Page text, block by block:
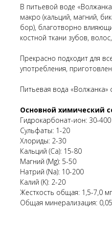
В питьевой воде
макро (кальций, магний,
бор), благотворно
костной ткани зубов,
Прекрасно подходит для
употребления,
Питьевая вода
Основной химический
Гидрокарбонат-ион: 30-400
Сульфаты: 1-20
Хлориды: 2-30
Кальций (Са): 15-80
Магний (Mg): 5-50
Натрий (Na): 10-200
Калий (K): 2-20
Жесткость общая: 1,5-7,0
Общая минерализация: